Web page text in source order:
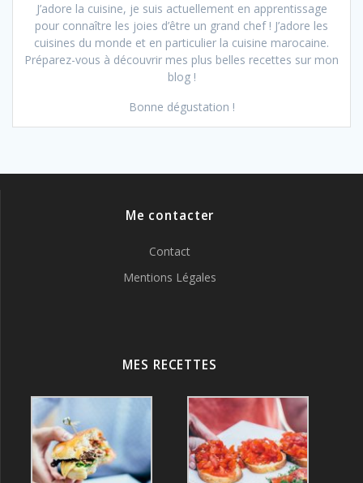
J’adore la cuisine, je suis actuellement en apprentissage
pour connaître les joies d’être un grand chef ! J’adore les
cuisines du monde et en particulier la cuisine marocaine.
Préparez-vous à découvrir mes plus belles recettes sur mon
blog !
Bonne dégustation !
Me contacter
Contact
Mentions Légales
MES RECETTES